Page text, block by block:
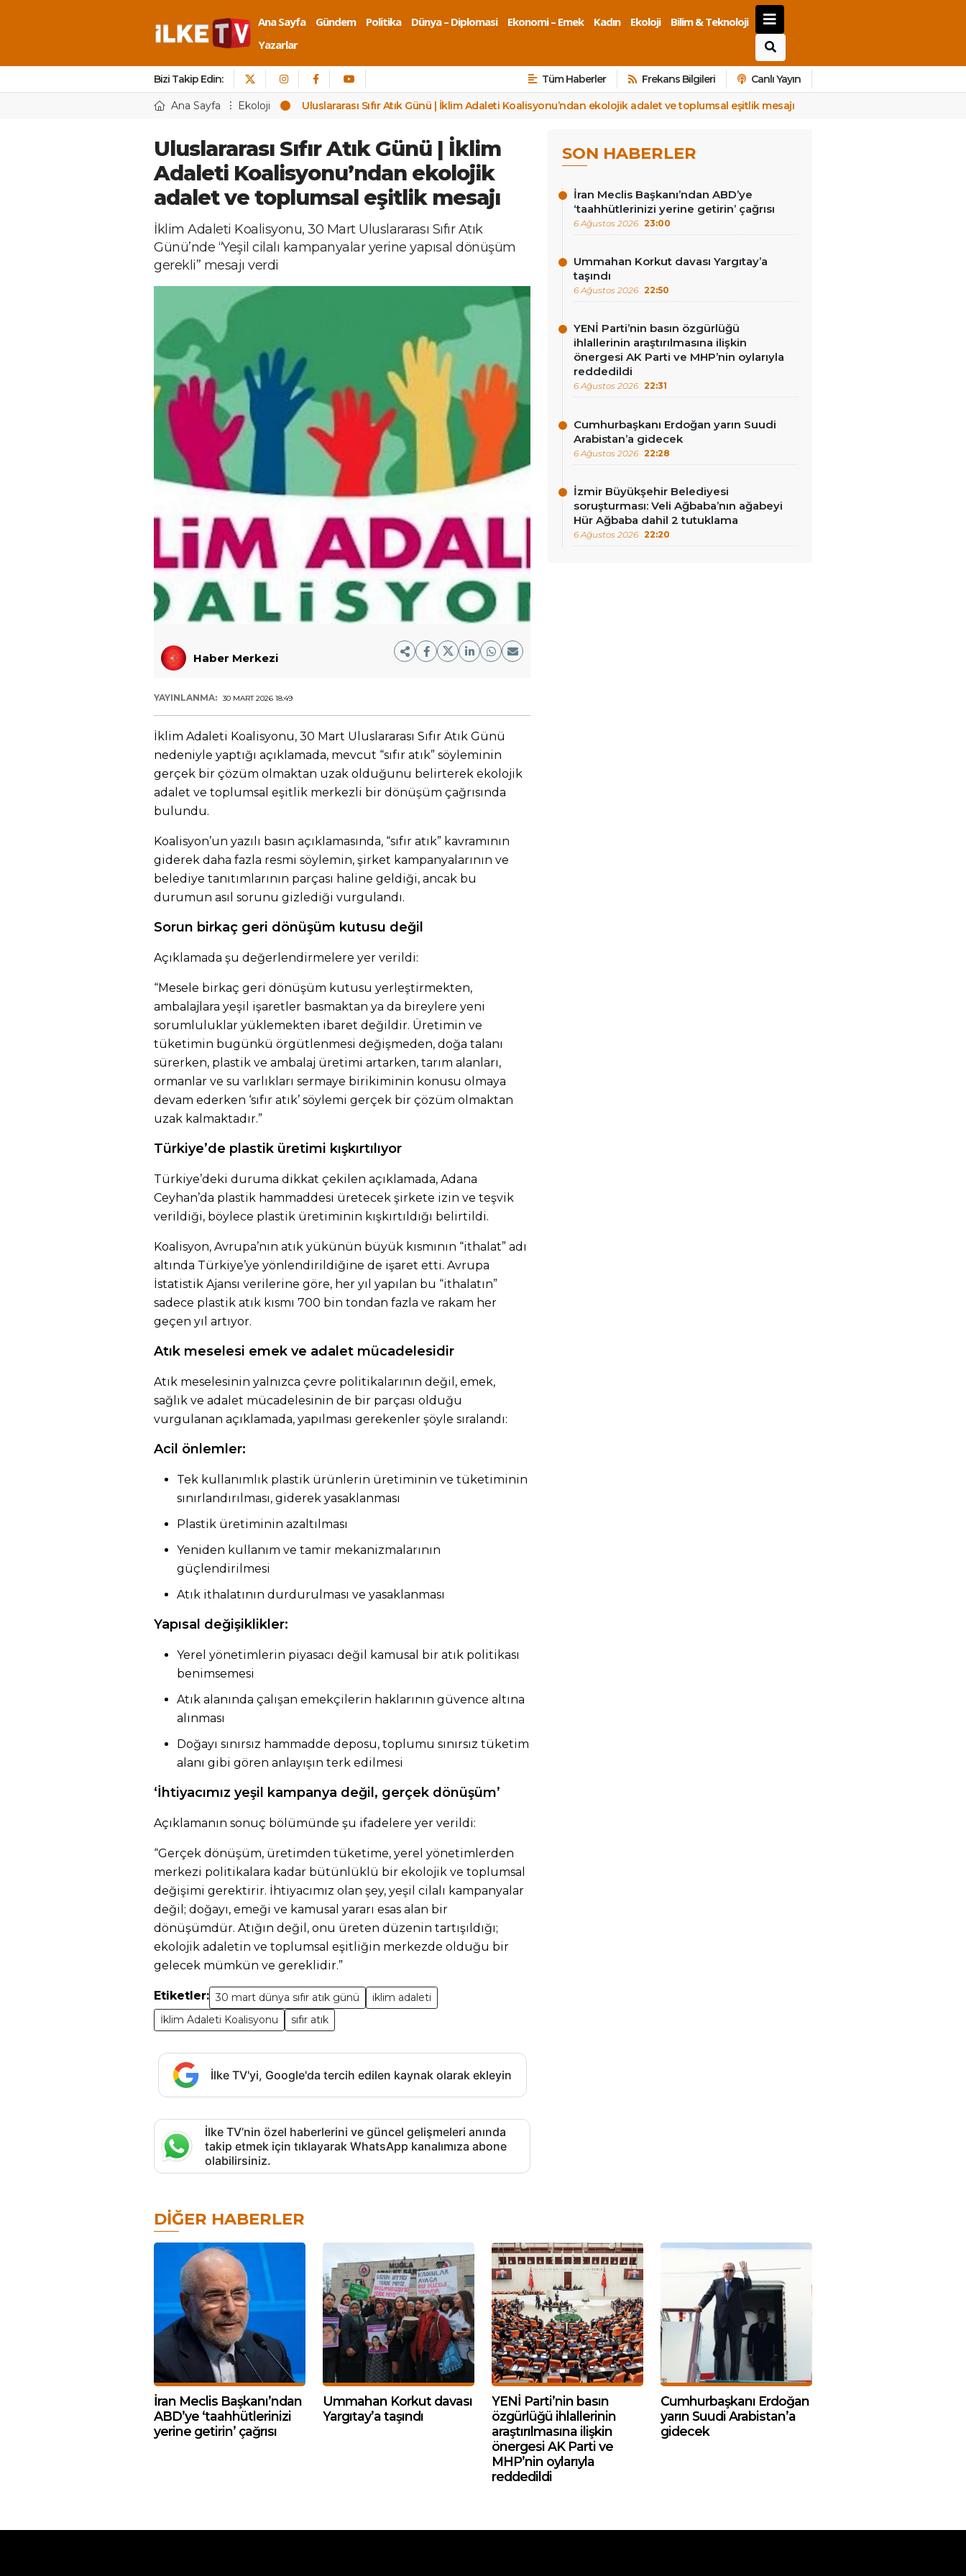
Ana Sayfa Gündem Politika Dünya – Diplomasi Ekonomi – Emek Kadın Ekoloji
Bilim & Teknoloji
Yazarlar
Bizi Takip Edin: Tüm Haberler Frekans Bilgileri Canlı Yayın
Ana Sayfa Ekoloji Uluslararası Sıfır Atık Günü | İklim Adaleti Koalisyonu’ndan ekolojik adalet ve toplumsal eşitlik mesajı
Uluslararası Sıfır Atık Günü | İklim
Adaleti Koalisyonu’ndan ekolojik
adalet ve toplumsal eşitlik mesajı
İklim Adaleti Koalisyonu, 30 Mart Uluslararası Sıfır Atık
Günü’nde “Yeşil cilalı kampanyalar yerine yapısal dönüşüm
gerekli” mesajı verdi
Haber Merkezi
YAYINLANMA: 30 MART 2026 18:49
İklim Adaleti Koalisyonu, 30 Mart Uluslararası Sıfır Atık Günü
nedeniyle yaptığı açıklamada, mevcut “sıfır atık” söyleminin
gerçek bir çözüm olmaktan uzak olduğunu belirterek ekolojik
adalet ve toplumsal eşitlik merkezli bir dönüşüm çağrısında
bulundu.
Koalisyon’un yazılı basın açıklamasında, “sıfır atık” kavramının
giderek daha fazla resmi söylemin, şirket kampanyalarının ve
belediye tanıtımlarının parçası haline geldiği, ancak bu
durumun asıl sorunu gizlediği vurgulandı.
Sorun birkaç geri dönüşüm kutusu değil
Açıklamada şu değerlendirmelere yer verildi:
“Mesele birkaç geri dönüşüm kutusu yerleştirmekten,
ambalajlara yeşil işaretler basmaktan ya da bireylere yeni
sorumluluklar yüklemekten ibaret değildir. Üretimin ve
tüketimin bugünkü örgütlenmesi değişmeden, doğa talanı
sürerken, plastik ve ambalaj üretimi artarken, tarım alanları,
ormanlar ve su varlıkları sermaye birikiminin konusu olmaya
devam ederken ‘sıfır atık’ söylemi gerçek bir çözüm olmaktan
uzak kalmaktadır.”
Türkiye’de plastik üretimi kışkırtılıyor
Türkiye’deki duruma dikkat çekilen açıklamada, Adana
Ceyhan’da plastik hammaddesi üretecek şirkete izin ve teşvik
verildiği, böylece plastik üretiminin kışkırtıldığı belirtildi.
Koalisyon, Avrupa’nın atık yükünün büyük kısmının “ithalat” adı
altında Türkiye’ye yönlendirildiğine de işaret etti. Avrupa
İstatistik Ajansı verilerine göre, her yıl yapılan bu “ithalatın”
sadece plastik atık kısmı 700 bin tondan fazla ve rakam her
geçen yıl artıyor.
Atık meselesi emek ve adalet mücadelesidir
Atık meselesinin yalnızca çevre politikalarının değil, emek,
sağlık ve adalet mücadelesinin de bir parçası olduğu
vurgulanan açıklamada, yapılması gerekenler şöyle sıralandı:
Acil önlemler:
Tek kullanımlık plastik ürünlerin üretiminin ve tüketiminin
sınırlandırılması, giderek yasaklanması
Plastik üretiminin azaltılması
Yeniden kullanım ve tamir mekanizmalarının
güçlendirilmesi
Atık ithalatının durdurulması ve yasaklanması
Yapısal değişiklikler:
Yerel yönetimlerin piyasacı değil kamusal bir atık politikası
benimsemesi
Atık alanında çalışan emekçilerin haklarının güvence altına
alınması
Doğayı sınırsız hammadde deposu, toplumu sınırsız tüketim
alanı gibi gören anlayışın terk edilmesi
‘İhtiyacımız yeşil kampanya değil, gerçek dönüşüm’
Açıklamanın sonuç bölümünde şu ifadelere yer verildi:
“Gerçek dönüşüm, üretimden tüketime, yerel yönetimlerden
merkezi politikalara kadar bütünlüklü bir ekolojik ve toplumsal
değişimi gerektirir. İhtiyacımız olan şey, yeşil cilalı kampanyalar
değil; doğayı, emeği ve kamusal yararı esas alan bir
dönüşümdür. Atığın değil, onu üreten düzenin tartışıldığı;
ekolojik adaletin ve toplumsal eşitliğin merkezde olduğu bir
gelecek mümkün ve gereklidir.”
Etiketler: 30 mart dünya sıfır atık günü
iklim adaleti
İklim Adaleti Koalisyonu
sıfır atık
İlke TV'yi, Google'da tercih edilen kaynak olarak ekleyin
İlke TV’nin özel haberlerini ve güncel gelişmeleri anında
takip etmek için tıklayarak WhatsApp kanalımıza abone
olabilirsiniz.
SON HABERLER
İran Meclis Başkanı’ndan ABD’ye
‘taahhütlerinizi yerine getirin’ çağrısı
6 Ağustos 2026 23:00
Ummahan Korkut davası Yargıtay’a
taşındı
6 Ağustos 2026 22:50
YENİ Parti’nin basın özgürlüğü
ihlallerinin araştırılmasına ilişkin
önergesi AK Parti ve MHP’nin oylarıyla
reddedildi
6 Ağustos 2026 22:31
Cumhurbaşkanı Erdoğan yarın Suudi
Arabistan’a gidecek
6 Ağustos 2026 22:28
İzmir Büyükşehir Belediyesi
soruşturması: Veli Ağbaba’nın ağabeyi
Hür Ağbaba dahil 2 tutuklama
6 Ağustos 2026 22:20
DIĞER HABERLER
İran Meclis Başkanı’ndan
ABD’ye ‘taahhütlerinizi
yerine getirin’ çağrısı
Ummahan Korkut davası
Yargıtay’a taşındı
YENİ Parti’nin basın
özgürlüğü ihlallerinin
araştırılmasına ilişkin
önergesi AK Parti ve
MHP’nin oylarıyla
reddedildi
Cumhurbaşkanı Erdoğan
yarın Suudi Arabistan’a
gidecek